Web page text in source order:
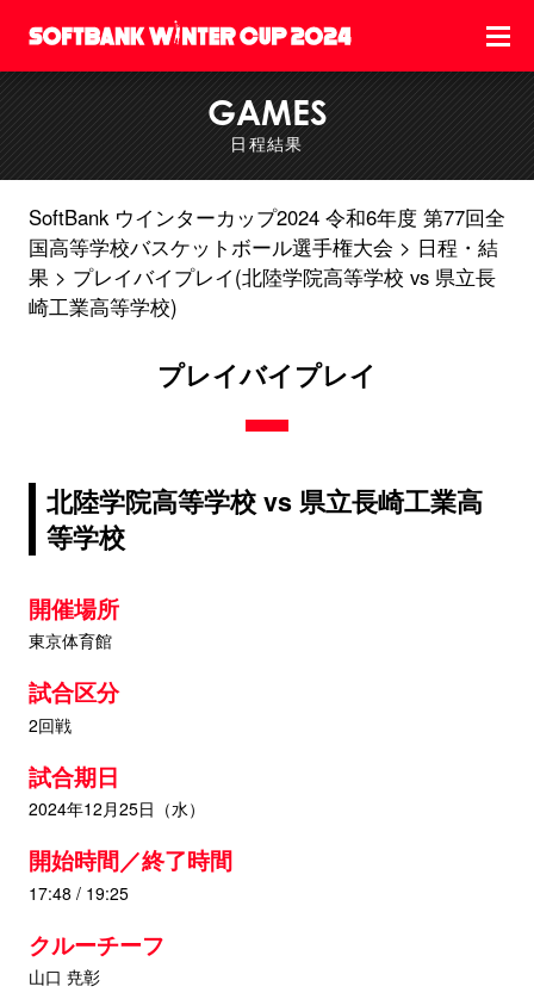
GAMES
日程結果
SoftBank ウインターカップ2024 令和6年度 第77回全
国高等学校バスケットボール選手権大会
日程・結
果
プレイバイプレイ(北陸学院高等学校 vs 県立長
崎工業高等学校)
プレイバイプレイ
北陸学院高等学校 vs 県立長崎工業高
等学校
開催場所
東京体育館
試合区分
2回戦
試合期日
2024年12月25日（水）
開始時間／終了時間
17:48 / 19:25
クルーチーフ
山口 尭彰